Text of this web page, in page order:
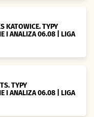
KATOWICE. TYPY
I ANALIZA 06.08 | LIGA
TYPY
I ANALIZA 06.08 | LIGA